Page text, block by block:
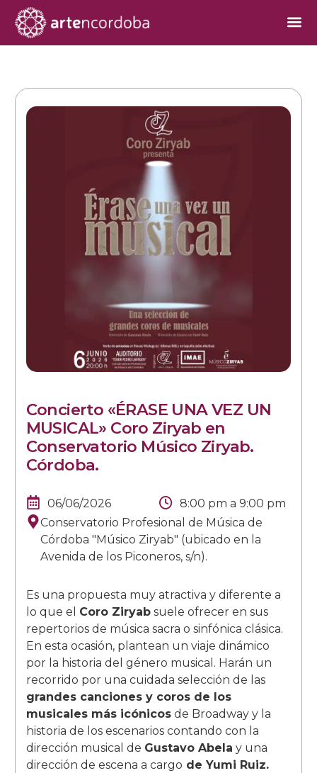
Concierto «ÉRASE UNA VEZ UN
MUSICAL» Coro Ziryab en
Conservatorio Músico Ziryab.
Córdoba.
06/06/2026 8:00 pm a 9:00 pm
Conservatorio Profesional de Música de
Córdoba "Músico Ziryab" (ubicado en la
Avenida de los Piconeros, s/n).
Es una propuesta muy atractiva y diferente a
lo que el Coro Ziryabsuele ofrecer en sus
repertorios de música sacra o sinfónica clásica.
En esta ocasión, plantean un viaje dinámico
por la historia del género musical. Harán un
recorrido por una cuidada selección de las
grandes canciones y coros de los
musicales más icónicosde Broadway y la
historia de los escenarios contando con la
dirección musical de Gustavo Abela y una
dirección de escena a cargo de Yumi Ruiz.